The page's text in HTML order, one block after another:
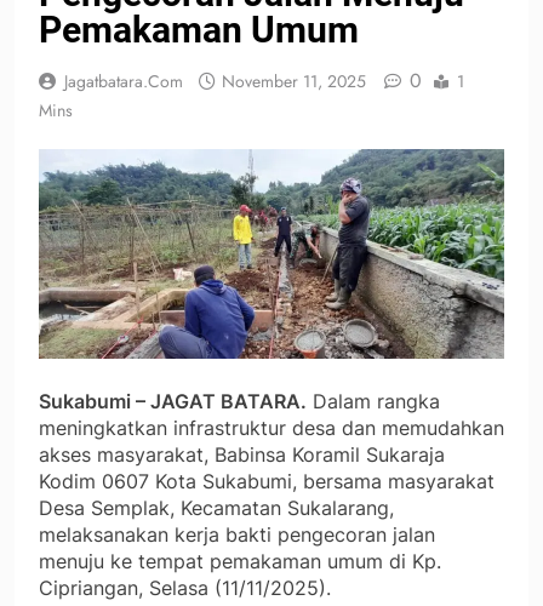
Pemakaman Umum
Jagatbatara.com November 11, 2025 0
1
Mins
Sukabumi – JAGAT BATARA. Dalam rangka
meningkatkan infrastruktur desa dan memudahkan
akses masyarakat, Babinsa Koramil Sukaraja
Kodim 0607 Kota Sukabumi, bersama masyarakat
Desa Semplak, Kecamatan Sukalarang,
melaksanakan kerja bakti pengecoran jalan
menuju ke tempat pemakaman umum di Kp.
Cipriangan, Selasa (11/11/2025).